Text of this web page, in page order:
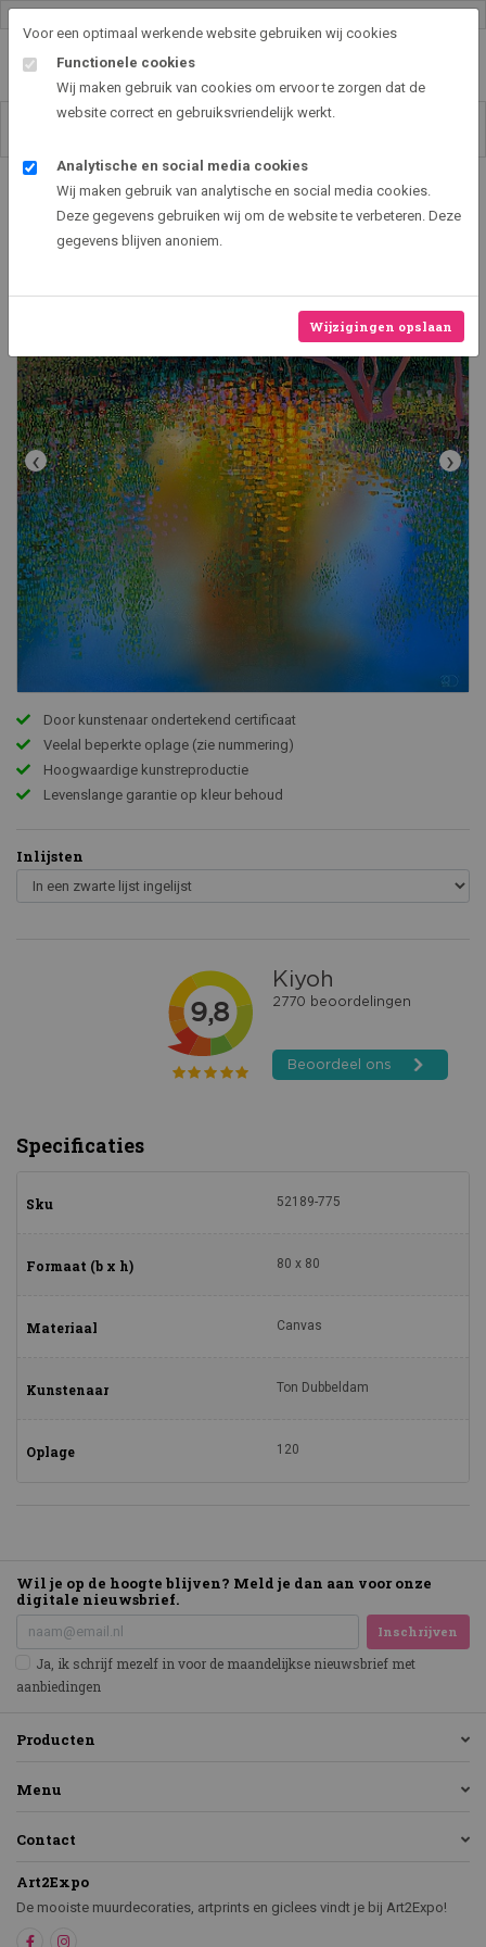
Voor een optimaal werkende website gebruiken wij cookies
Functionele cookies
Wij maken gebruik van cookies om ervoor te zorgen dat de
website correct en gebruiksvriendelijk werkt.
Analytische en social media cookies
Wij maken gebruik van analytische en social media cookies.
Deze gegevens gebruiken wij om de website te verbeteren. Deze
gegevens blijven anoniem.
Wijzigingen opslaan
Art2EXPO GallerySHOP - de leukste kunst cadeau ideeën
Water Garden
‹ ›
Door kunstenaar ondertekend certificaat
Veelal beperkte oplage (zie nummering)
Hoogwaardige kunstreproductie
Levenslange garantie op kleur behoud
Inlijsten
Specificaties
Sku 52189-775
Formaat (b x h) 80 x 80
Materiaal Canvas
Kunstenaar Ton Dubbeldam
Oplage 120
Wil je op de hoogte blijven? Meld je dan aan voor onze
digitale nieuwsbrief.
Inschrijven
Ja, ik schrijf mezelf in voor de maandelijkse nieuwsbrief met
aanbiedingen
Producten
Menu
Contact
Art2Expo
De mooiste muurdecoraties, artprints en giclees vindt je bij Art2Expo!